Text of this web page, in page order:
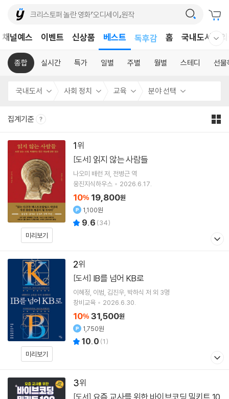
채널예스 이벤트 신상품 베스트
독후감
홈 국내도서
종합 실시간 특가 일별 주별 월별 스테디 선물
국내도서 사회 정치 교육 분야 선택
집계기준
1
미리보기
[도서] 읽지 않는 사람들
나오미 배런 저 전병근 역
웅진지식하우스
2026.6.17.
10% 19,800원
1,100원
9.6 (34)
2
미리보기
[도서] IB를 넘어 KB로
이혜정 이범 김진우 박하식 저 외 3명
창비교육
2026.6.30.
10% 31,500원
1,750원
10.0 (1)
3
[도서]